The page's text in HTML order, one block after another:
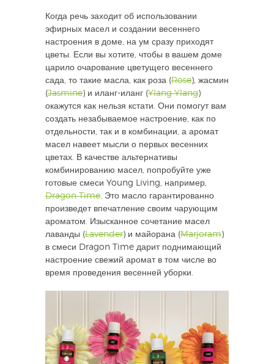
Когда речь заходит об использовании
эфирных масел и создании весеннего
настроения в доме, на ум сразу приходят
цветы. Если вы хотите, чтобы в вашем доме
царило очарование цветущего весеннего
сада, то такие масла, как роза (Rose), жасмин
(Jasmine) и иланг-иланг (Ylang Ylang)
окажутся как нельзя кстати. Они помогут вам
создать незабываемое настроение, как по
отдельности, так и в комбинации, а аромат
масел навеет мысли о первых весенних
цветах. В качестве альтернативы
комбинированию масел, попробуйте уже
готовые смеси Young Living, например,
Dragon Time . Это масло гарантированно
произведет впечатление своим чарующим
ароматом. Изысканное сочетание масел
лаванды (Lavender) и майорана (Marjoram)
в смеси Dragon Time дарит поднимающий
настроение свежий аромат в том числе во
время проведения весенней уборки.